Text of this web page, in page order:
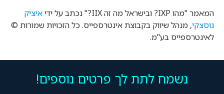
המאמר "מהו IXP? ובישראל מה זה IIX?" נכתב על ידי
איציק
נוסצקי, מנהל שיווק בקבוצת אינטרספייס. כל הזכויות שמורות ©
לאינטרספייס בע"מ.
נשמח לתת לך פרטים נוספים!